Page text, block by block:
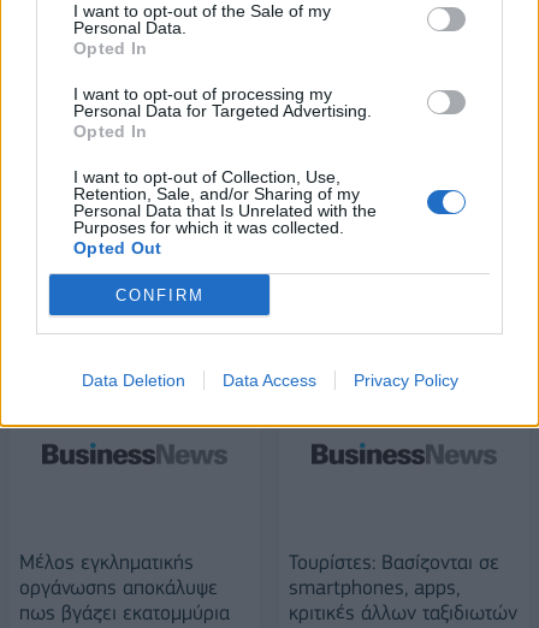
I want to opt-out of the Sale of my
Personal Data.
Opted In
I want to opt-out of processing my
Personal Data for Targeted Advertising.
Opted In
I want to opt-out of Collection, Use,
Retention, Sale, and/or Sharing of my
Personal Data that Is Unrelated with the
Purposes for which it was collected.
Opted Out
CONFIRM
Data Deletion Data Access Privacy Policy
18η συνεχόμενη χρονιά για τον ΟΤΕ στη διεθνή σειρά δεικτών
FTSE4Good
Alpha Bank: Για πρώτη φορά το Αρχαίο Θέατρο Επιδαύρου άνοιξε τις
ΠΕΡΙΣΣΌΤΕΡΑ ΣΕ ΑΥΤΉ ΤΗΝ ΚΑΤΗΓΟΡΊΑ
Mέλος εγκληματικής
οργάνωσης αποκάλυψε
πως βγάζει εκατομμύρια
Τουρίστες: Βασίζονται σε
smartphones, apps,
κριτικές άλλων ταξιδιωτών